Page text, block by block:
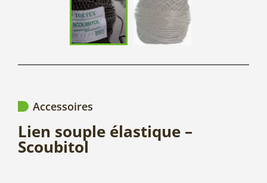
Accessoires
Lien souple élastique –
Scoubitol